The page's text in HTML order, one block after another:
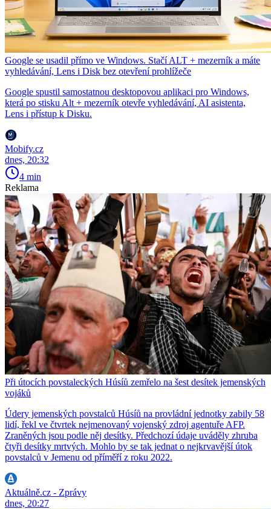
Google se usadil přímo ve Windows. Stačí ALT + mezerník a máte
vyhledávání, Lens i Disk bez otevření prohlížeče
Google spustil samostatnou desktopovou aplikaci pro Windows,
která po stisku Alt + mezerník otevře vyhledávání, AI asistenta,
Lens i přístup k Disku.
Mobify.cz
dnes, 20:32
4 min
Reklama
Při útocích povstaleckých Húsíů zemřelo na šest desítek jemenských
vojáků
Údery jemenských povstalců Húsíů na provládní jednotky zabily 58
lidí, řekl ve čtvrtek nejmenovaný vojenský zdroj agentuře AFP.
Zraněných jsou podle něj desítky. Předchozí údaje uváděly zhruba
čtyři desítky mrtvých. Mohlo by se tak jednat o nejkrvavější útok
povstalců v Jemenu od příměří z roku 2022.
Aktuálně.cz - Zprávy
dnes, 20:27